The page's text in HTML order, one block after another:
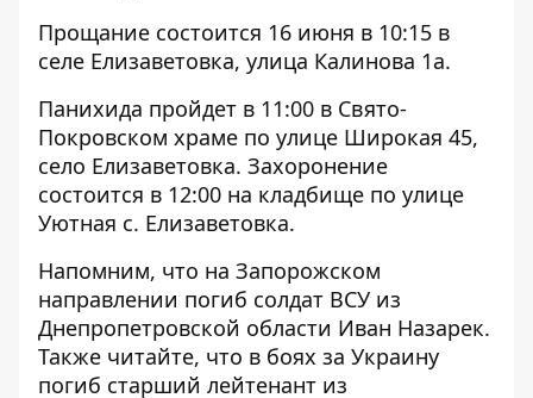
Прощание состоится 16 июня в 10:15 в
селе Елизаветовка, улица Калинова 1а.
Панихида пройдет в 11:00 в Свято-
Покровском храме по улице Широкая 45,
село Елизаветовка. Захоронение
состоится в 12:00 на кладбище по улице
Уютная с. Елизаветовка.
Напомним, что на Запорожском
направлении погиб солдат ВСУ из
Днепропетровской области Иван Назарек.
Также читайте, что в боях за Украину
погиб старший лейтенант из